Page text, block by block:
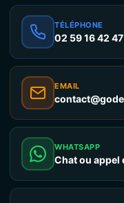
TÉLÉPHONE
02 59 16 42 47
EMAIL
WHATSAPP
Chat ou appel